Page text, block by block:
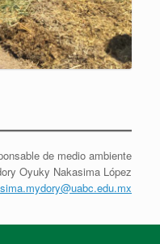
de medio ambiente
Oyuky Nakasima López